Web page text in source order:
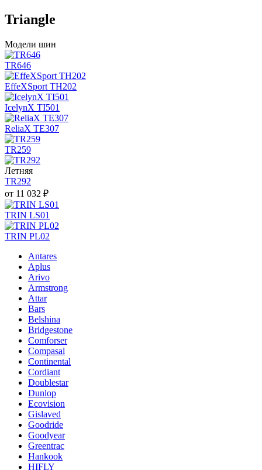
Triangle
Модели шин
TR646
EffeXSport TH202
IcelynX TI501
ReliaX TE307
TR259
Летняя
TR292
от 11 032 ₽
TRIN LS01
TRIN PL02
Antares
Aplus
Arivo
Armstrong
Attar
Bars
Belshina
Bridgestone
Comforser
Compasal
Continental
Cordiant
Doublestar
Dunlop
Ecovision
Gislaved
Goodride
Goodyear
Greentrac
Hankook
HIFLY